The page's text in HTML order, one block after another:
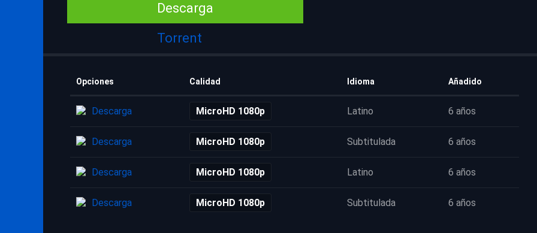
Descarga
Torrent
Opciones Calidad Idioma Añadido
Descarga MicroHD 1080p Latino 6 años
Descarga MicroHD 1080p Subtitulada 6 años
Descarga MicroHD 1080p Latino 6 años
Descarga MicroHD 1080p Subtitulada 6 años